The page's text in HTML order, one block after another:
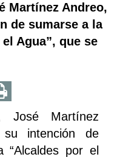
Martínez Andreo,
de sumarse a la
Agua”, que se
José Martínez
su intención de
“Alcaldes por el